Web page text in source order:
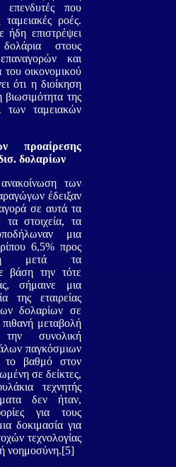
επενδυτές που
ταμειακές ροές.
ήδη επιστρέψει
στους
και
του οικονομικού
ότι η διοίκηση
της
των ταμειακών
προαίρεσης
δολαρίων
των
έδειξαν
σε αυτά τα
στοιχεία, τα
μια
6,5% προς
μετά τα
βάση την τότε
σήμαινε μια
της εταιρείας
δολαρίων σε
μεταβολή
συνολική
παγκόσμιων
το βαθμό στον
σε δείκτες,
τεχνητής
δεν ήταν,
για τους
δοκιμασία για
τεχνολογίας
νοημοσύνη.[5]